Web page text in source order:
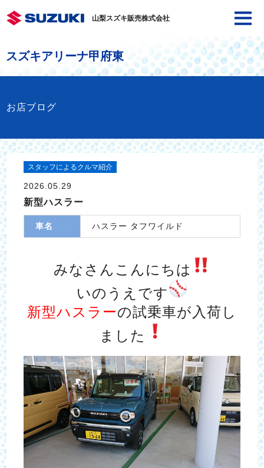
山梨スズキ販売株式会社
スズキアリーナ甲府東
お店ブログ
スタッフによるクルマ紹介
2026.05.29
新型ハスラー
車名 ハスラー タフワイルド
みなさんこんにちは
いのうえです
新型ハスラーの試乗車が入荷し
ました